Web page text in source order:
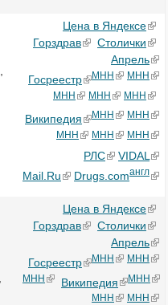
Цена в Яндексе
Горздрав
Столички
Апрель
Госреестр
МНН
МНН
МНН
МНН МНН
Википедия МНН
МНН
МНН
МНН МНН
РЛС
VIDAL
Mail.Ru
Drugs.comангл
Цена в Яндексе
Горздрав
Столички
Апрель
Госреестр
МНН
МНН
МНН
Википедия
МНН
МНН
МНН